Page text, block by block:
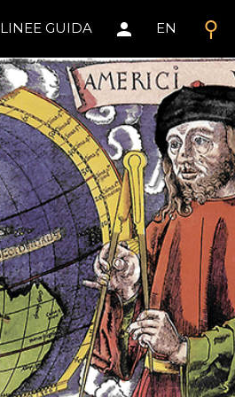
search
LINEE GUIDA person EN